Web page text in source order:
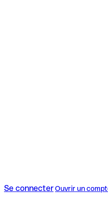
Se connecterOuvrir un